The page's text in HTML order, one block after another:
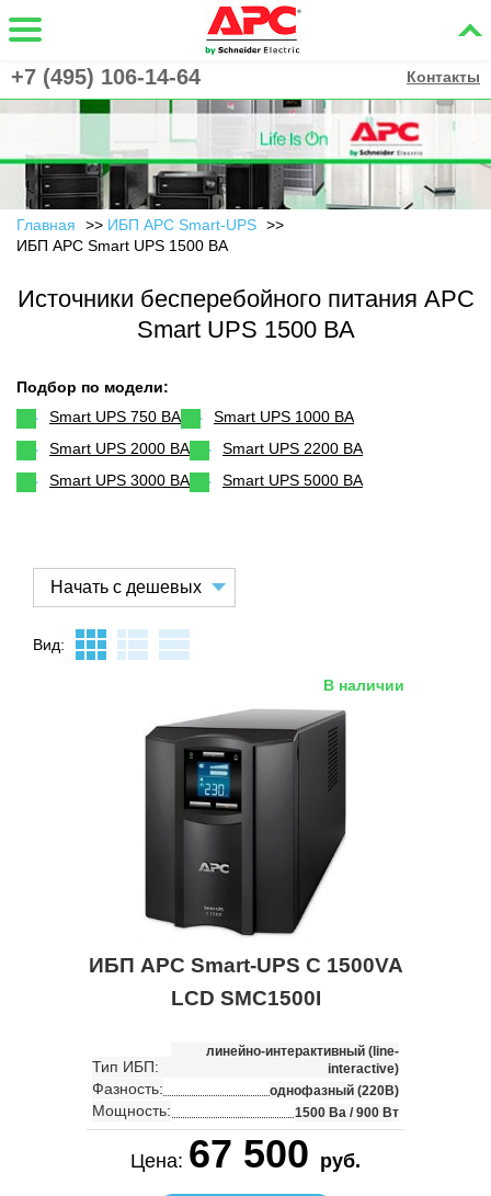
+7 (495) 106-14-64 Контакты
Главная
ИБП APC Smart-UPS
ИБП APC Smart UPS 1500 ВА
Источники бесперебойного питания APC
Smart UPS 1500 ВА
Подбор по модели:
Smart UPS 750 ВА
Smart UPS 1000 ВА
Smart UPS 2000 ВА
Smart UPS 2200 ВА
Smart UPS 3000 ВА
Smart UPS 5000 ВА
Вид:
В наличии
ИБП APC Smart-UPS C 1500VA
LCD SMC1500I
Тип ИБП:
линейно-интерактивный (line-
interactive)
Фазность: однофазный (220В)
Мощность: 1500 Ва / 900 Вт
Цена: 67 500 руб.